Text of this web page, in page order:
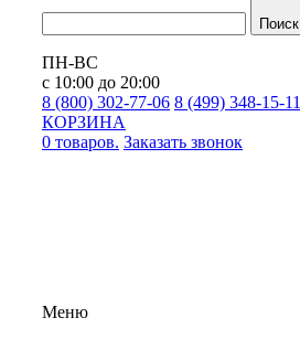
Поиск
ПН-ВС
с 10:00 до 20:00
8 (800) 302-77-06 8 (499) 348-15-11
КОРЗИНА
0 товаров. Заказать звонок
Меню